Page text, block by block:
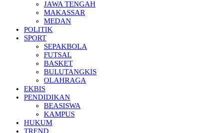
JAWA TENGAH
MAKASSAR
MEDAN
POLITIK
SPORT
SEPAKBOLA
FUTSAL
BASKET
BULUTANGKIS
OLAHRAGA
EKBIS
PENDIDIKAN
BEASISWA
KAMPUS
HUKUM
TREND